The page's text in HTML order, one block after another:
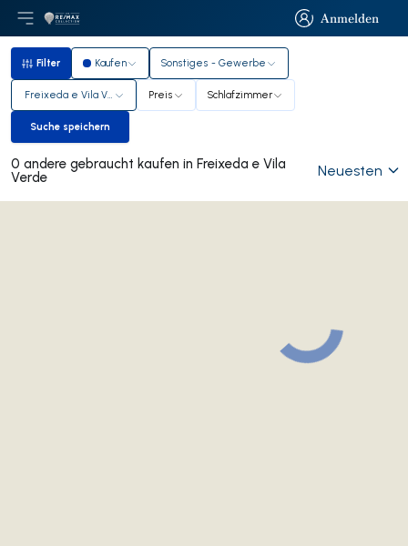
Anmelden
Anmelden
Hauptmenü öffnen
LogoZur Startseite
Filter
Filter Kaufen Sonstiges - Gewerbe
Freixeda e Vila Verde Preis Schlafzimmer
Suche speichern
Suche speichern
0 andere gebraucht kaufen in Freixeda e Vila
Verde Neuesten